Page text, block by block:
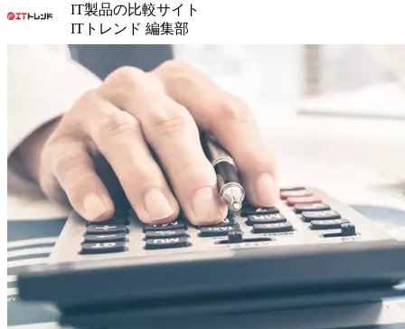
IT製品の比較サイト
ITトレンド 編集部